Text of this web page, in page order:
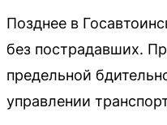
Позднее в
без пострадавших.
предельной
управлении